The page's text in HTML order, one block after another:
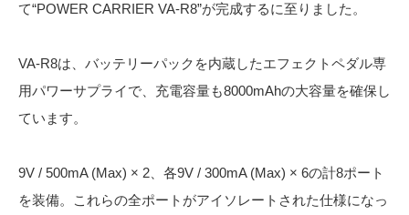
て“POWER CARRIER VA-R8”が完成するに至りました。
VA-R8は、バッテリーパックを内蔵したエフェクトペダル専
用パワーサプライで、充電容量も8000mAhの大容量を確保し
ています。
9V / 500mA (Max) × 2、各9V / 300mA (Max) × 6の計8ポート
を装備。これらの全ポートがアイソレートされた仕様になっ